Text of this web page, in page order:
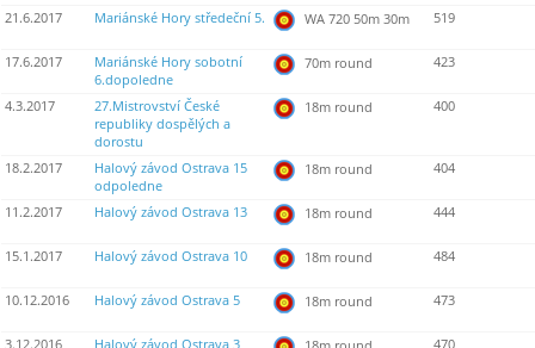
21.6.2017 Mariánské Hory středeční 5. WA 720 50m 30m 519
17.6.2017
Mariánské Hory sobotní
6.dopoledne
70m round 423
4.3.2017
27.Mistrovství České
republiky dospělých a
dorostu
18m round 400
18.2.2017
Halový závod Ostrava 15
odpoledne
18m round 404
11.2.2017 Halový závod Ostrava 13 18m round 444
15.1.2017 Halový závod Ostrava 10 18m round 484
10.12.2016 Halový závod Ostrava 5 18m round 473
3.12.2016 Halový závod Ostrava 3 470